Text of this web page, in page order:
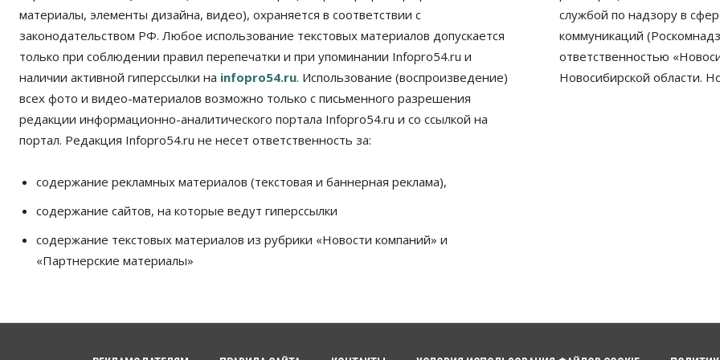
материалы, элементы дизайна, видео), охраняется в соответствии с
законодательством РФ. Любое использование текстовых материалов допускается
только при соблюдении правил перепечатки и при упоминании Infopro54.ru и
наличии активной гиперссылки на infopro54.ru. Использование (воспроизведение)
всех фото и видео-материалов возможно только с письменного разрешения
редакции информационно-аналитического портала Infopro54.ru и со ссылкой на
портал. Редакция Infopro54.ru не несет ответственность за:
содержание рекламных материалов (текстовая и баннерная реклама),
содержание сайтов, на которые ведут гиперссылки
содержание текстовых материалов из рубрики «Новости компаний» и
«Партнерские материалы»
службой по надзору в
коммуникаций
ответственностью
Новосибирской области.